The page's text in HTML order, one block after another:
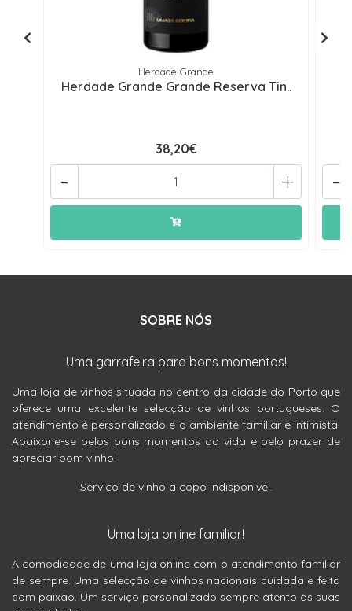
Herdade Grande
Herdade Grande Grande Reserva Tin..
38,20€
+
- -
SOBRE NÓS
Uma garrafeira para bons momentos!
Uma loja de vinhos situada no centro da cidade do Porto que
oferece uma excelente selecção de vinhos portugueses. O
atendimento é personalizado e o ambiente familiar e intimista.
Apaixone-se pelos bons momentos da vida e pelo prazer de
apreciar bom vinho!
Serviço de vinho a copo indisponível.
Uma loja online familiar!
A comodidade de uma loja online com o atendimento familiar
de sempre. Uma selecção de vinhos nacionais cuidada e feita
com paixão. Um serviço personalizado sempre atento às suas